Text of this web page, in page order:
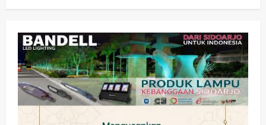
3
Tumplek Blek di Bazar Rakyat Jalan
Jambu, Borong Kuliner UMKM Sambil
Nonton Jaranan!
wartanusa
4 Agustus 2026
Keagamaan Pemerintahan
Pemkab Sidoarjo & Muhammadiyah
Sinergi Permudah Perizinan, Wakaf,